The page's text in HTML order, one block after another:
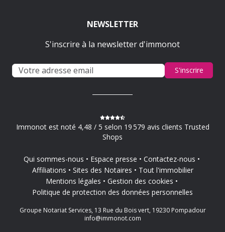
NEWSLETTER
S'inscrire à la newsletter d'immonot
S'inscrire
Immonot est noté 4,48 / 5 selon 19 579 avis clients Trusted
Shops
Qui sommes-nous Espace presse
Contactez-nous
Affiliations
Sites des Notaires
Tout l'immobilier
Mentions légales
Gestion des cookies
Politique de protection des données personnelles
Groupe Notariat Services, 13 Rue du Bois vert, 19230 Pompadour
info@immonot.com